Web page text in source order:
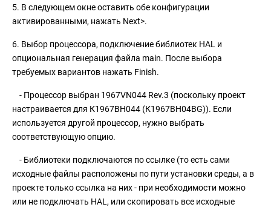
5. В следующем окне оставить обе конфигурации
активированными, нажать Next>.
6. Выбор процессора, подключение библиотек HAL и
опциональная генерация файла main. После выбора
требуемых вариантов нажать Finish.
- Процессор выбран 1967VN044 Rev.3 (поскольку проект
настраивается для К1967ВН044 (К1967ВН04BG)). Если
используется другой процессор, нужно выбрать
соответствующую опцию.
- Библиотеки подключаются по ссылке (то есть сами
исходные файлы расположены по пути установки среды, а в
проекте только ссылка на них - при необходимости можно
или не подключать HAL, или скопировать все исходные